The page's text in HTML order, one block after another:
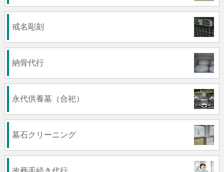
戒名彫刻
納骨代行
永代供養墓（合祀）
墓石クリーニング